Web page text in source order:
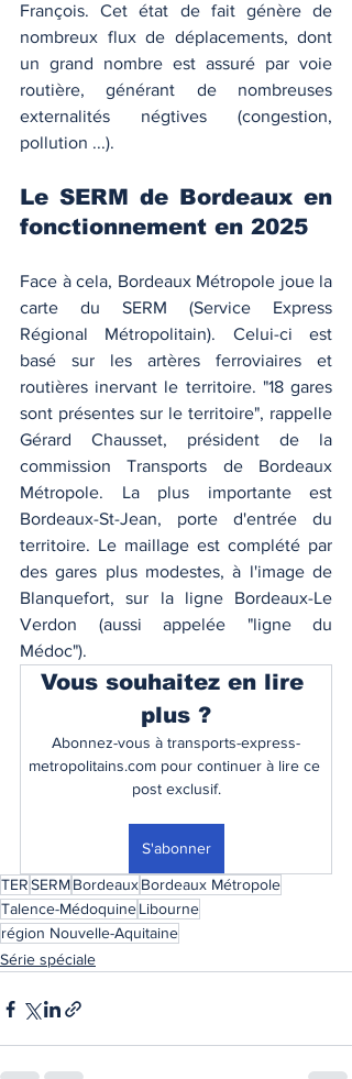
François. Cet état de fait génère de
nombreux flux de déplacements, dont
un grand nombre est assuré par voie
routière, générant de nombreuses
externalités négtives (congestion,
pollution ...).
Le SERM de Bordeaux en
fonctionnement en 2025
Face à cela, Bordeaux Métropole joue la
carte du SERM (Service Express
Régional Métropolitain). Celui-ci est
basé sur les artères ferroviaires et
routières inervant le territoire. "18 gares
sont présentes sur le territoire", rappelle
Gérard Chausset, président de la
commission Transports de Bordeaux
Métropole. La plus importante est
Bordeaux-St-Jean, porte d'entrée du
territoire. Le maillage est complété par
des gares plus modestes, à l'image de
Blanquefort, sur la ligne Bordeaux-Le
Verdon (aussi appelée "ligne du
Médoc").
Vous souhaitez en lire
plus ?
Abonnez-vous à transports-express-
metropolitains.com pour continuer à lire ce
post exclusif.
S'abonner
TERSERMBordeauxBordeaux Métropole
Talence-MédoquineLibourne
région Nouvelle-Aquitaine
Série spéciale